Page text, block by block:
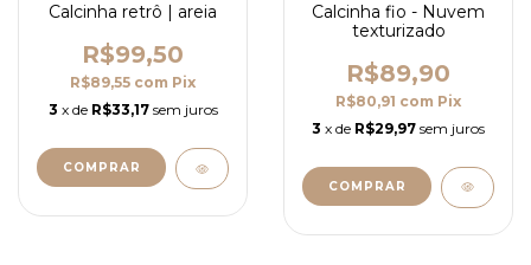
Calcinha retrô | areia
R$99,50
R$89,55 com Pix
3 x de R$33,17 sem juros
COMPRAR
Calcinha fio - Nuvem
texturizado
R$89,90
R$80,91 com Pix
3 x de R$29,97 sem juros
COMPRAR